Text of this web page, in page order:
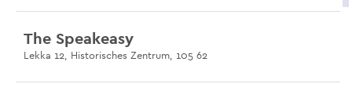
The Speakeasy
Lekka 12, Historisches Zentrum, 105 62